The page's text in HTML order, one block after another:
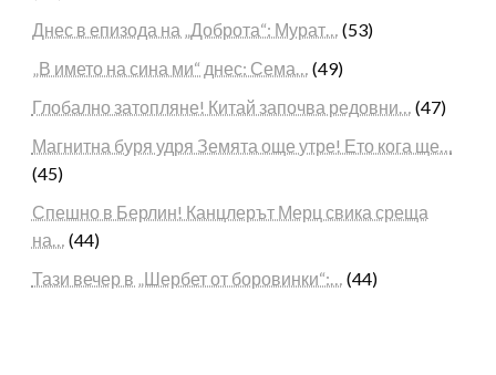
Днес в епизода на „Доброта“: Мурат… (53)
„В името на сина ми“ днес: Сема… (49)
Глобално затопляне! Китай започва редовни… (47)
Магнитна буря удря Земята още утре! Ето кога ще…
(45)
Спешно в Берлин! Канцлерът Мерц свика среща
на… (44)
Тази вечер в „Шербет от боровинки“:… (44)